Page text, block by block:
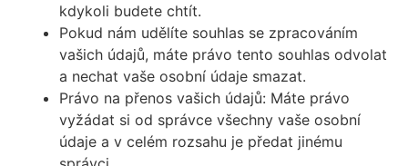
kdykoli budete chtít.
Pokud nám udělíte souhlas se zpracováním
vašich údajů, máte právo tento souhlas odvolat
a nechat vaše osobní údaje smazat.
Právo na přenos vašich údajů: Máte právo
vyžádat si od správce všechny vaše osobní
údaje a v celém rozsahu je předat jinému